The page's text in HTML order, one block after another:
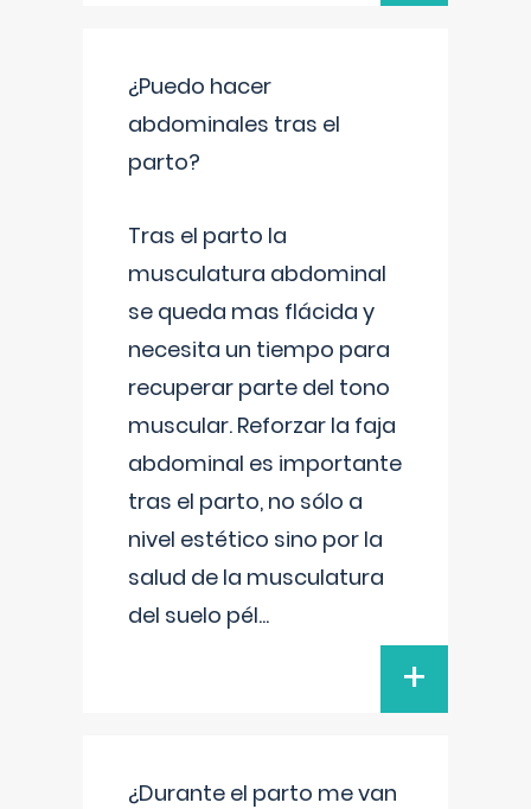
¿Puedo hacer
abdominales tras el
parto?
Tras el parto la
musculatura abdominal
se queda mas flácida y
necesita un tiempo para
recuperar parte del tono
muscular. Reforzar la faja
abdominal es importante
tras el parto, no sólo a
nivel estético sino por la
salud de la musculatura
del suelo pél...
+
¿Durante el parto me van